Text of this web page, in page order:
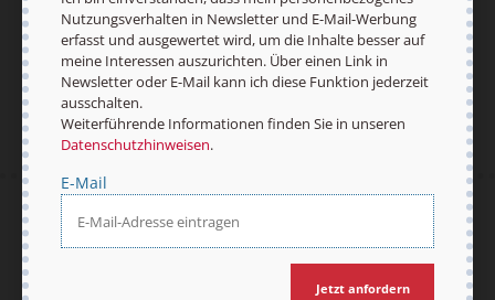
Jetzt anmelden
AGB und Widerrufsbelehrung
Barrierefreiheit
Impressum
Nutzungsverhalten in Newsletter und E-Mail-Werbung
erfasst und ausgewertet wird, um die Inhalte besser auf
meine Interessen auszurichten. Über einen Link in
Newsletter oder E-Mail kann ich diese Funktion jederzeit
ausschalten.
Weiterführende Informationen finden Sie in unseren
Datenschutzhinweisen.
E-Mail
Jetzt anfordern